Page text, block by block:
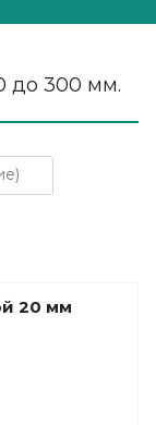
до 300 мм.
20 мм